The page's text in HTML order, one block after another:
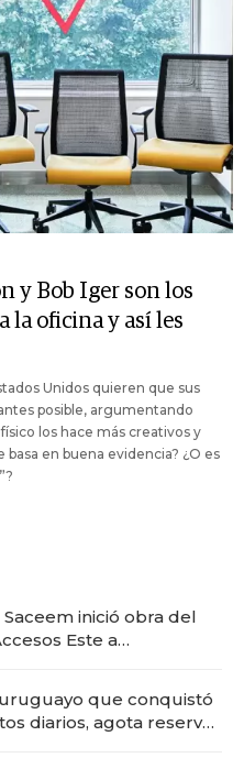
y Bob Iger son los
la oficina y así les
Unidos quieren que sus
posible, argumentando
los hace más creativos y
en buena evidencia? ¿O es
inició obra del
Este a
que conquistó
diarios, agota reservas